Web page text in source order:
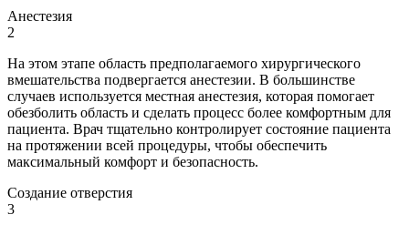
Анестезия
2
На этом этапе область предполагаемого хирургического
вмешательства подвергается анестезии. В большинстве
случаев используется местная анестезия, которая помогает
обезболить область и сделать процесс более комфортным для
пациента. Врач тщательно контролирует состояние пациента
на протяжении всей процедуры, чтобы обеспечить
максимальный комфорт и безопасность.
Создание отверстия
3